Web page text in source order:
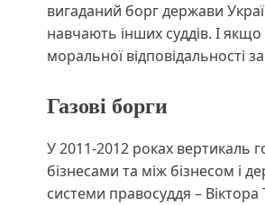
вигаданий борг держави
навчають інших суддів. І
моральної відповідальності
Газові борги
У 2011-2012 роках вертикаль
бізнесами та між бізнесом і
системи правосуддя –